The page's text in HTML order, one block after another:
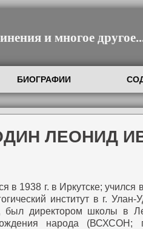
и многое
БИОГРАФИИ
ЛЕОНИД
1938 г. в Иркутске;
институт в г.
был директором школы в
народа